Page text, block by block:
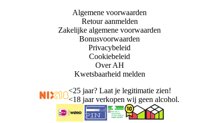
Algemene voorwaarden
Retour aanmelden
Zakelijke algemene voorwaarden
Bonusvoorwaarden
Privacybeleid
Cookiebeleid
Over AH
Kwetsbaarheid melden
<25 jaar? Laat je legitimatie zien!
<18 jaar verkopen wij geen alcohol.